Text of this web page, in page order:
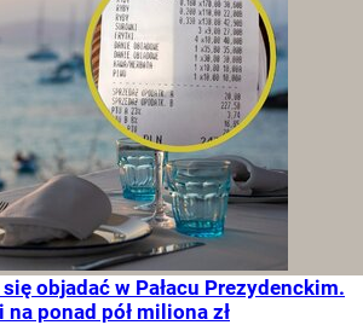
objadać w Pałacu Prezydenckim.
ponad pół miliona zł